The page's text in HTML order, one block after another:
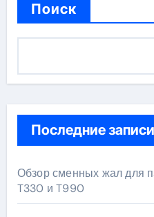
Поиск
Последние записи
Обзор сменных жал для
T330 и T990